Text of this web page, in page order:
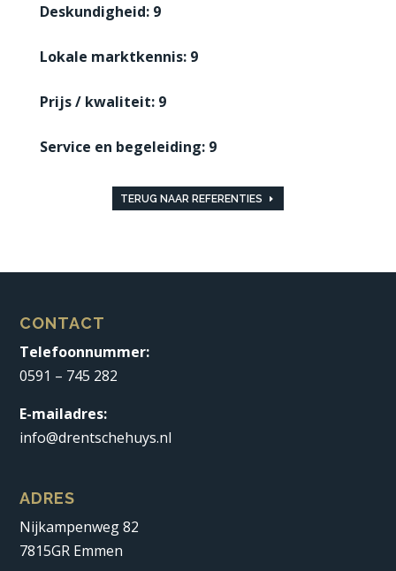
Deskundigheid: 9
Lokale marktkennis: 9
Prijs / kwaliteit: 9
Service en begeleiding: 9
TERUG NAAR REFERENTIES
CONTACT
Telefoonnummer:
0591 – 745 282
E-mailadres:
info@drentschehuys.nl
ADRES
Nijkampenweg 82
7815GR Emmen